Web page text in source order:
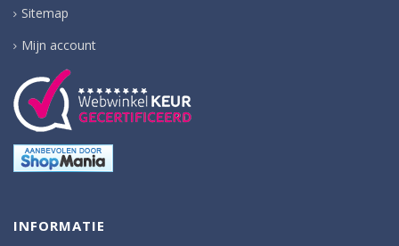
Sitemap
Mijn account
INFORMATIE